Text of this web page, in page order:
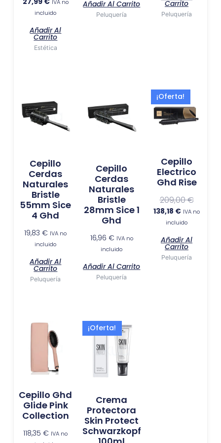
IVA no
incluido
Añadir Al
Carrito
Estética
Añadir Al Carrito
Peluquería
Carrito
Peluquería
Cepillo
Cerdas
Naturales
Bristle
55mm Sice
4 Ghd
19,83€ IVA no
incluido
Añadir Al
Carrito
Peluquería
Cepillo
Cerdas
Naturales
Bristle
28mm Sice 1
Ghd
16,96 € IVA no
incluido
Añadir Al Carrito
Peluquería
¡Oferta!
Cepillo
Electrico
Ghd Rise
209,00€
precio
original
138,18 €
El
precio
actual
es:
IVA no
incluido
Añadir Al
Carrito
Peluquería
Cepillo Ghd
Glide Pink
Collection
118,35€ IVA no
¡Oferta!
Crema
Protectora
Skin Protect
Schwarzkopf
El
precio
original
era:
10,75 €.